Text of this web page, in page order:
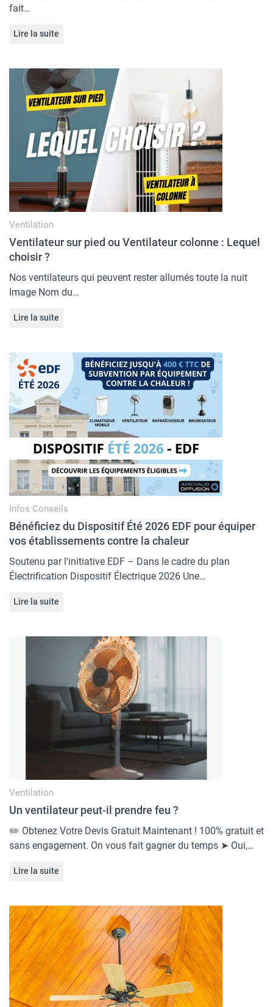
fait…
Lire la suite
Ventilation
Ventilateur sur pied ou Ventilateur colonne : Lequel
choisir ?
Nos ventilateurs qui peuvent rester allumés toute la nuit
Image Nom du…
Lire la suite
Infos Conseils
Bénéficiez du Dispositif Été 2026 EDF pour équiper
vos établissements contre la chaleur
Soutenu par l'initiative EDF – Dans le cadre du plan
Électrification Dispositif Électrique 2026 Une…
Lire la suite
Ventilation
Un ventilateur peut-il prendre feu ?
✏️ Obtenez Votre Devis Gratuit Maintenant ! 100% gratuit et
sans engagement. On vous fait gagner du temps ➤ Oui,…
Lire la suite